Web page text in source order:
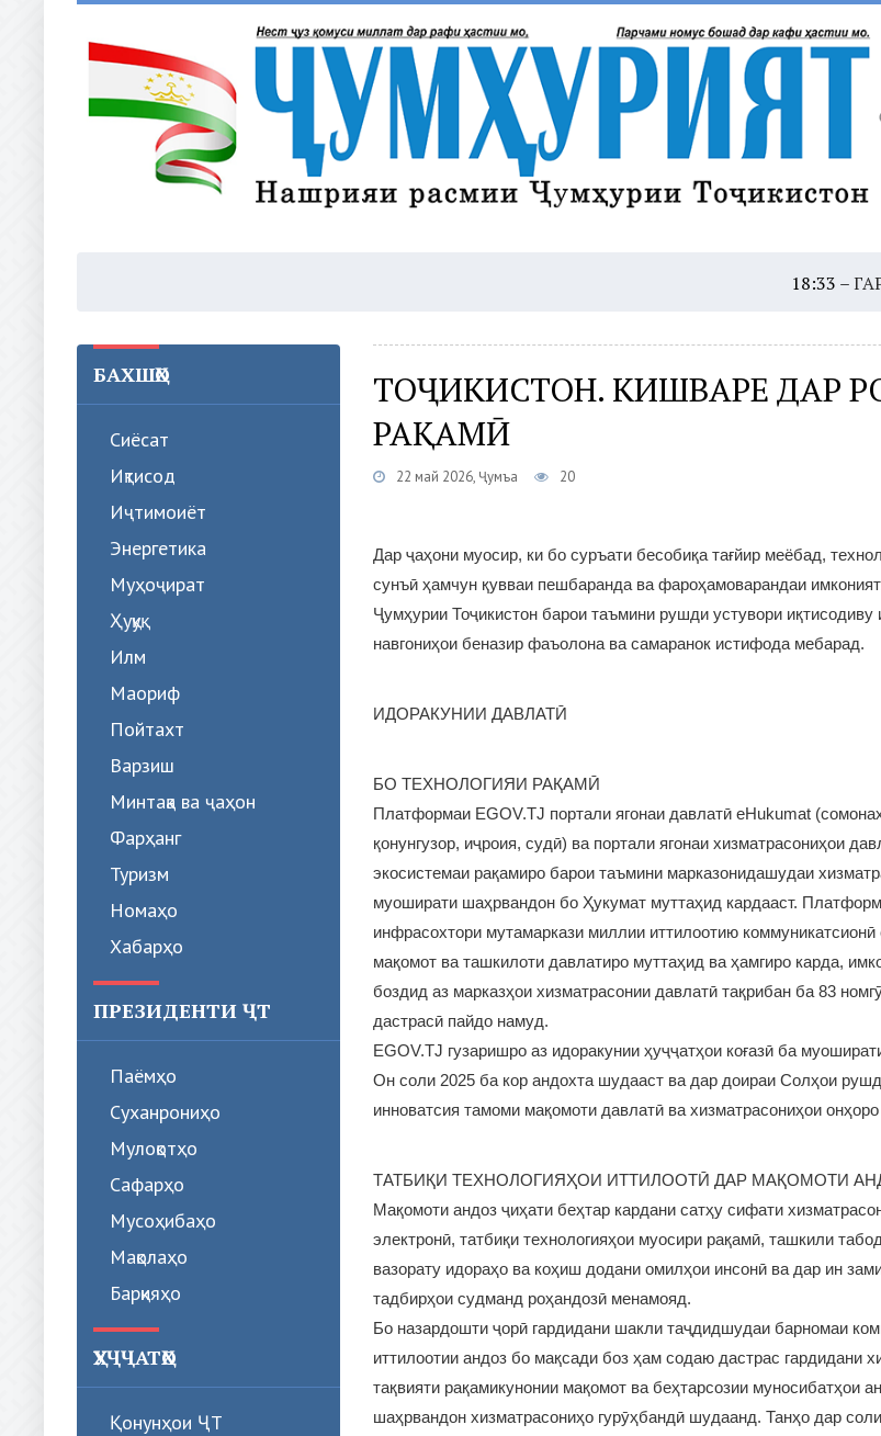
ГАРМОИ
БАХШҲО
Сиёсат
Иқтисод
Иҷтимоиёт
Энергетика
Муҳоҷират
Ҳуқуқ
Илм
Маориф
Пойтахт
Варзиш
Минтақа ва ҷаҳон
Фарҳанг
Туризм
Номаҳо
Хабарҳо
ПРЕЗИДЕНТИ ҶТ
Паёмҳо
Суханрониҳо
Мулоқотҳо
Сафарҳо
Мусоҳибаҳо
Мақолаҳо
Барқияҳо
ҲУҶҶАТҲО
Қонунҳои ҶТ
ТОҶИКИСТОН. КИШВАРЕ ДАР
РАҚАМӢ
22 май 2026, Ҷумъа 20
Дар ҷаҳони муосир, ки бо суръати бесобиқа тағйир меёбад,
сунъӣ ҳамчун қувваи пешбаранда ва фароҳамоварандаи
Ҷумҳурии Тоҷикистон барои таъмини рушди устувори иқтисодиву
навгониҳои беназир фаъолона ва самаранок истифода мебарад.
ИДОРАКУНИИ ДАВЛАТӢ
БО ТЕХНОЛОГИЯИ РАҚАМӢ
Платформаи EGOV.TJ портали ягонаи давлатӣ eHukumat
қонунгузор, иҷроия, судӣ) ва портали ягонаи хизматрасониҳои
экосистемаи рақамиро барои таъмини марказонидашудаи
муоширати шаҳрвандон бо Ҳукумат муттаҳид кардааст.
инфрасохтори мутамаркази миллии иттилоотию
мақомот ва ташкилоти давлатиро муттаҳид ва ҳамгиро карда,
боздид аз марказҳои хизматрасонии давлатӣ тақрибан ба 83
дастрасӣ пайдо намуд.
EGOV.TJ гузаришро аз идоракунии ҳуҷҷатҳои коғазӣ ба
Он соли 2025 ба кор андохта шудааст ва дар доираи Солҳои
инноватсия тамоми мақомоти давлатӣ ва хизматрасониҳои
ТАТБИҚИ ТЕХНОЛОГИЯҲОИ ИТТИЛООТӢ ДАР МАҚОМОТИ
Мақомоти андоз ҷиҳати беҳтар кардани сатҳу сифати
электронӣ, татбиқи технологияҳои муосири рақамӣ, ташкили
вазорату идораҳо ва коҳиш додани омилҳои инсонӣ ва дар ин
тадбирҳои судманд роҳандозӣ менамояд.
Бо назардошти ҷорӣ гардидани шакли таҷдидшудаи барномаи
иттилоотии андоз бо мақсади боз ҳам содаю дастрас гардидани
тақвияти рақамикунонии мақомот ва беҳтарсозии муносибатҳои
шаҳрвандон хизматрасониҳо гурӯҳбандӣ шудаанд. Танҳо дар